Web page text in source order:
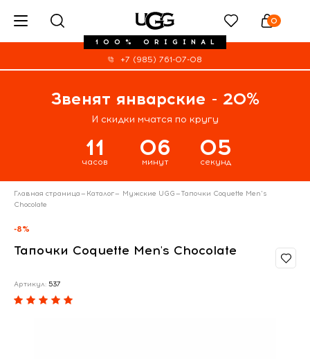
100% ORIGINAL
0
+7 (985) 761-07-08
Звенят январские - 20%
И скидки мчатся по кругу
11
часов
06
минут
05
секунд
Главная страница— Каталог— Мужские UGG—Тапочки Coquette Men's
Chocolate
-8%
Тапочки Coquette Men's Chocolate
Артикул: 537